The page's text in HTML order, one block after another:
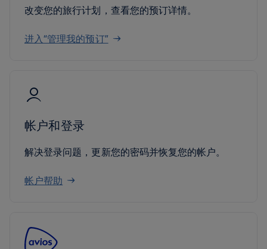
改变您的旅行计划，查看您的预订详情。
进入“管理我的预订”
帐户和登录
解决登录问题，更新您的密码并恢复您的帐户。
帐户帮助